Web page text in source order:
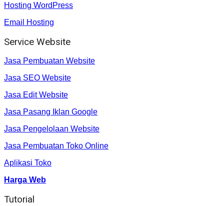
Hosting WordPress
Email Hosting
Service Website
Jasa Pembuatan Website
Jasa SEO Website
Jasa Edit Website
Jasa Pasang Iklan Google
Jasa Pengelolaan Website
Jasa Pembuatan Toko Online
Aplikasi Toko
Harga Web
Tutorial